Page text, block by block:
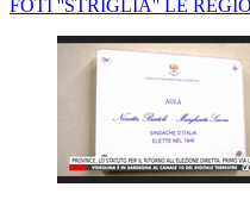
FOTI ''STRIGLIA'' LE